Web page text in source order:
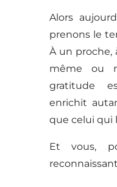
Alors
prenons le
À un proche,
même ou
gratitude
enrichit
que celui qui
Et vous,